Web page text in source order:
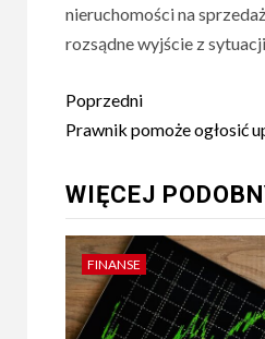
nieruchomości na
rozsądne wyjście z
Nawigacja
wpisu
Poprzedni
Prawnik pomoże ogłosić
WIĘCEJ
FINANSE